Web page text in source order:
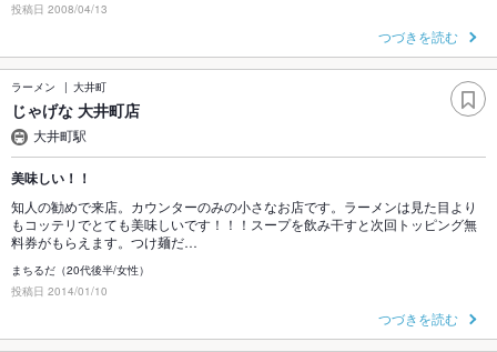
投稿日 2008/04/13
つづきを読む
ラーメン 大井町
じゃげな 大井町店
大井町駅
美味しい！！
知人の勧めで来店。カウンターのみの小さなお店です。ラーメンは見た目より
もコッテリでとても美味しいです！！！スープを飲み干すと次回トッピング無
料券がもらえます。つけ麺だ…
まちるだ（20代後半/女性）
投稿日 2014/01/10
つづきを読む